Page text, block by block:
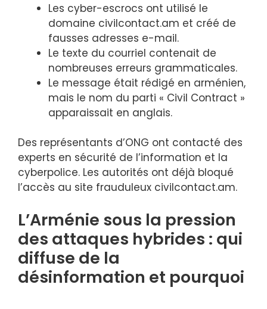
Les cyber-escrocs ont utilisé le
domaine civilcontact.am et créé de
fausses adresses e-mail.
Le texte du courriel contenait de
nombreuses erreurs grammaticales.
Le message était rédigé en arménien,
mais le nom du parti « Civil Contract »
apparaissait en anglais.
Des représentants d’ONG ont contacté des
experts en sécurité de l’information et la
cyberpolice. Les autorités ont déjà bloqué
l’accès au site frauduleux civilcontact.am.
L’Arménie sous la pression
des attaques hybrides : qui
diffuse de la
désinformation et pourquoi